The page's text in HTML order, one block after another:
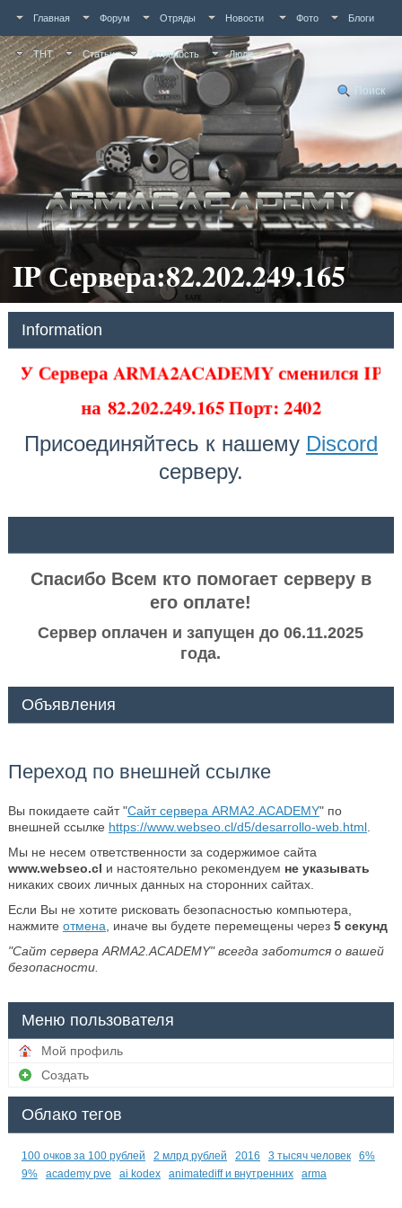
Главная Форум Отряды Новости Фото Блоги
ТНТ Статьи Активность Люди
Поиск
IP Сервера:82.202.249.165
Information
У Сервера ARMA2ACADEMY сменился IP
на 82.202.249.165 Порт: 2402
Присоединяйтесь к нашему Discord
серверу.
Спасибо Всем кто помогает серверу в
его оплате!
Сервер оплачен и запущен до 06.11.2025
года.
Объявления
Переход по внешней ссылке
Вы покидаете сайт "Сайт сервера ARMA2.ACADEMY" по
внешней ссылке https://www.webseo.cl/d5/desarrollo-web.html.
Мы не несем ответственности за содержимое сайта
www.webseo.cl и настоятельно рекомендуем не указывать
никаких своих личных данных на сторонних сайтах.
Если Вы не хотите рисковать безопасностью компьютера,
нажмите отмена , иначе вы будете перемещены через 5секунд
"Сайт сервера ARMA2.ACADEMY" всегда заботится о вашей
безопасности.
Меню пользователя
Мой профиль
Создать
Облако тегов
100 очков за 100 рублей 2 млрд рублей 2016 3 тысяч человек
6%
9%
academy pve ai kodex animatediff и внутренних arma